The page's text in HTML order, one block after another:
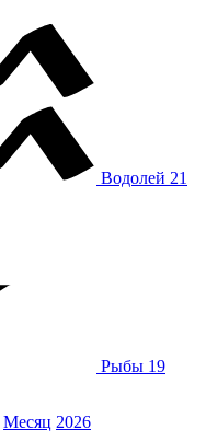
Водолей 21
Рыбы 19
Месяц 2026